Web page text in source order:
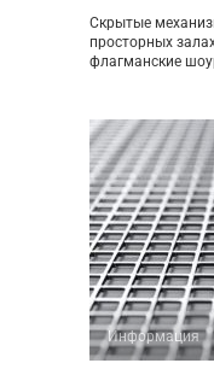
Скрытые
просторных
флагманские
Информация